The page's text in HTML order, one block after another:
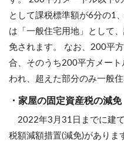
として課税標準額が6分の1
は「一般住宅用地」として
免されます。 なお、200平
合、そのうち200平方メー
われ、超えた部分のみ一般
・家屋の固定資産税の減免
2022年3月31日までに建
税額減額措置(減免)がありま